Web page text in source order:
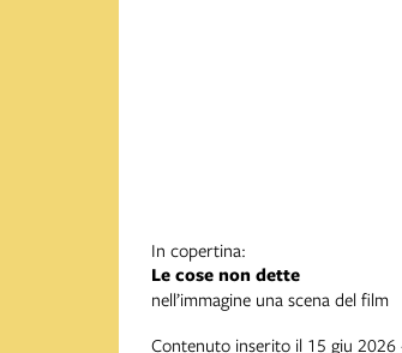
In copertina:
Le cose non dette
nell’immagine una scena del film
Contenuto inserito il 15 giu